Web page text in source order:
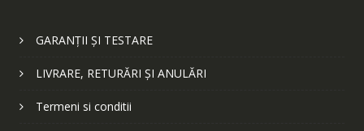
GARANȚII ȘI TESTARE
LIVRARE, RETURĂRI ȘI ANULĂRI
Termeni si conditii